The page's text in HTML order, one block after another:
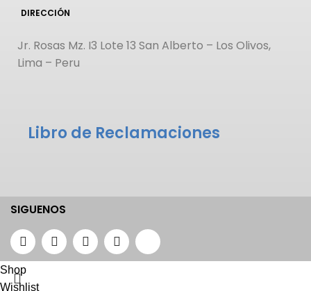
DIRECCIÓN
Jr. Rosas Mz. I3 Lote 13 San Alberto – Los Olivos,
Lima – Peru
Libro de Reclamaciones
SIGUENOS
Shop
Wishlist